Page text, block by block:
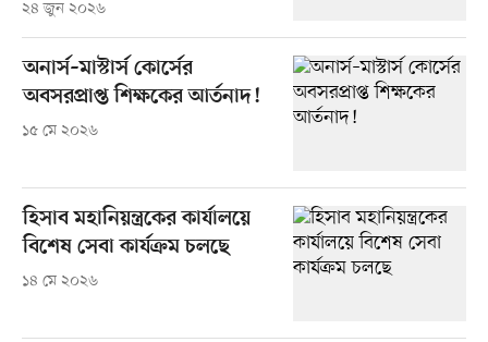
২৪ জুন ২০২৬
অনার্স–মাস্টার্স কোর্সের
অবসরপ্রাপ্ত শিক্ষকের আর্তনাদ!
১৫ মে ২০২৬
হিসাব মহানিয়ন্ত্রকের কার্যালয়ে
বিশেষ সেবা কার্যক্রম চলছে
১৪ মে ২০২৬